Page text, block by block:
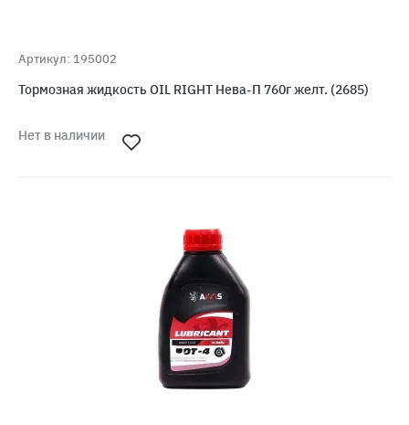
Артикул: 195002
Тормозная жидкость OIL RIGHT Нева-П 760г желт. (2685)
Нет в наличии